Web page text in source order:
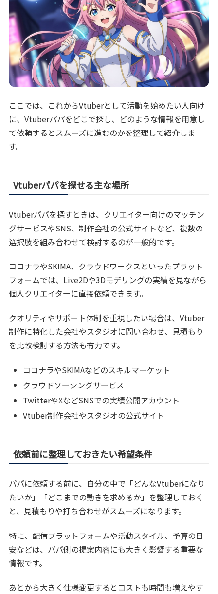
ここでは、これからVtuberとして活動を始めたい人向け
に、Vtuberパパをどこで探し、どのような情報を用意し
て依頼するとスムーズに進むのかを整理して紹介しま
す。
Vtuberパパを探せる主な場所
Vtuberパパを探すときは、クリエイター向けのマッチン
グサービスやSNS、制作会社の公式サイトなど、複数の
選択肢を組み合わせて検討するのが一般的です。
ココナラやSKIMA、クラウドワークスといったプラット
フォームでは、Live2Dや3Dモデリングの実績を見ながら
個人クリエイターに直接依頼できます。
クオリティやサポート体制を重視したい場合は、Vtuber
制作に特化した会社やスタジオに問い合わせ、見積もり
を比較検討する方法も有力です。
ココナラやSKIMAなどのスキルマーケット
クラウドソーシングサービス
TwitterやXなどSNSでの実績公開アカウント
Vtuber制作会社やスタジオの公式サイト
依頼前に整理しておきたい希望条件
パパに依頼する前に、自分の中で「どんなVtuberになり
たいか」「どこまでの動きを求めるか」を整理しておく
と、見積もりや打ち合わせがスムーズになります。
特に、配信プラットフォームや活動スタイル、予算の目
安などは、パパ側の提案内容にも大きく影響する重要な
情報です。
あとから大きく仕様変更するとコストも時間も増えやす